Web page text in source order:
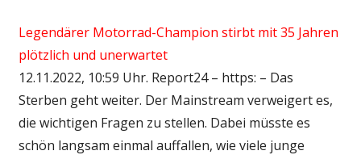
Legendärer Motorrad-Champion stirbt mit 35 Jahren
plötzlich und unerwartet
12.11.2022, 10:59 Uhr. Report24 – https: – Das
Sterben geht weiter. Der Mainstream verweigert es,
die wichtigen Fragen zu stellen. Dabei müsste es
schön langsam einmal auffallen, wie viele junge